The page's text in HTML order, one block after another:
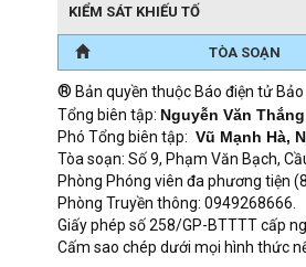
KIỂM SÁT KHIẾU TỐ
TÒA SOẠN
® Bản quyền thuộc Báo điện tử
Tổng biên tập: Nguyễn Văn Thắng
Phó Tổng biên tập: Vũ Mạnh Hà,
Tòa soạn: Số 9, Phạm Văn Bạch,
Phòng Phóng viên đa phương tiện
Phòng Truyền thông: 0949268666.
Giấy phép số 258/GP-BTTTT cấp
Cấm sao chép dưới mọi hình thức